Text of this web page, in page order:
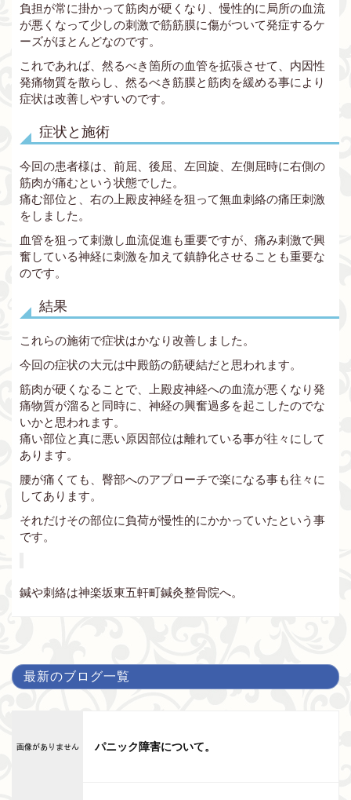
負担が常に掛かって筋肉が硬くなり、慢性的に局所の血流
が悪くなって少しの刺激で筋筋膜に傷がついて発症するケ
ーズがほとんどなのです。
これであれば、然るべき箇所の血管を拡張させて、内因性
発痛物質を散らし、然るべき筋膜と筋肉を緩める事により
症状は改善しやすいのです。
症状と施術
今回の患者様は、前屈、後屈、左回旋、左側屈時に右側の
筋肉が痛むという状態でした。
痛む部位と、右の上殿皮神経を狙って無血刺絡の痛圧刺激
をしました。
血管を狙って刺激し血流促進も重要ですが、痛み刺激で興
奮している神経に刺激を加えて鎮静化させることも重要な
のです。
結果
これらの施術で症状はかなり改善しました。
今回の症状の大元は中殿筋の筋硬結だと思われます。
筋肉が硬くなることで、上殿皮神経への血流が悪くなり発
痛物質が溜ると同時に、神経の興奮過多を起こしたのでな
いかと思われます。
痛い部位と真に悪い原因部位は離れている事が往々にして
あります。
腰が痛くても、臀部へのアプローチで楽になる事も往々に
してあります。
それだけその部位に負荷が慢性的にかかっていたという事
です。
鍼や刺絡は神楽坂東五軒町鍼灸整骨院へ。
最新のブログ一覧
パニック障害について。